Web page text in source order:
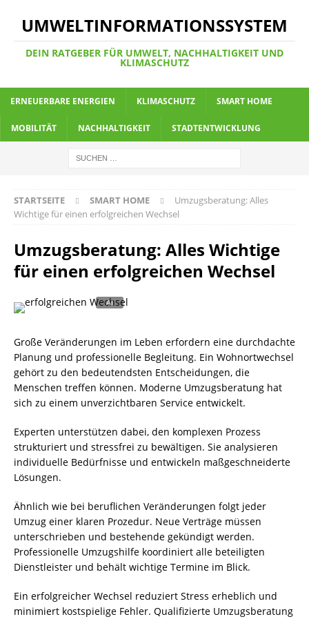
UMWELTINFORMATIONSSYSTEM
DEIN RATGEBER FÜR UMWELT, NACHHALTIGKEIT UND
KLIMASCHUTZ
ERNEUERBARE ENERGIEN KLIMASCHUTZ SMART HOME
MOBILITÄT NACHHALTIGKEIT STADTENTWICKLUNG
STARTSEITE SMART HOME
Umzugsberatung: Alles
Wichtige für einen erfolgreichen Wechsel
Umzugsberatung: Alles Wichtige
für einen erfolgreichen Wechsel
Große Veränderungen im Leben erfordern eine durchdachte
Planung und professionelle Begleitung. Ein Wohnortwechsel
gehört zu den bedeutendsten Entscheidungen, die
Menschen treffen können. Moderne Umzugsberatung hat
sich zu einem unverzichtbaren Service entwickelt.
Experten unterstützen dabei, den komplexen Prozess
strukturiert und stressfrei zu bewältigen. Sie analysieren
individuelle Bedürfnisse und entwickeln maßgeschneiderte
Lösungen.
Ähnlich wie bei beruflichen Veränderungen folgt jeder
Umzug einer klaren Prozedur. Neue Verträge müssen
unterschrieben und bestehende gekündigt werden.
Professionelle Umzugshilfe koordiniert alle beteiligten
Dienstleister und behält wichtige Termine im Blick.
Ein erfolgreicher Wechsel reduziert Stress erheblich und
minimiert kostspielige Fehler. Qualifizierte Umzugsberatung